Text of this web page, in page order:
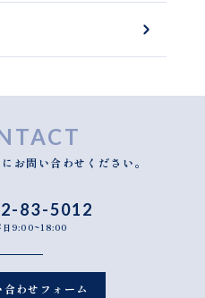
お問い合わせください。
83-5012
日9:00~18:00
合わせフォーム